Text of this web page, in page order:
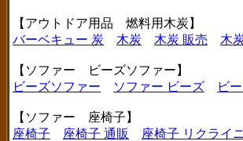
【アウトドア用品 燃料用木炭】
バーベキュー 炭
木炭 木炭 販売 木
【ソファー ビーズソファー】
ビーズソファー
ソファー ビーズ ビ
【ソファー 座椅子】
座椅子
座椅子 通販 座椅子 リクライ